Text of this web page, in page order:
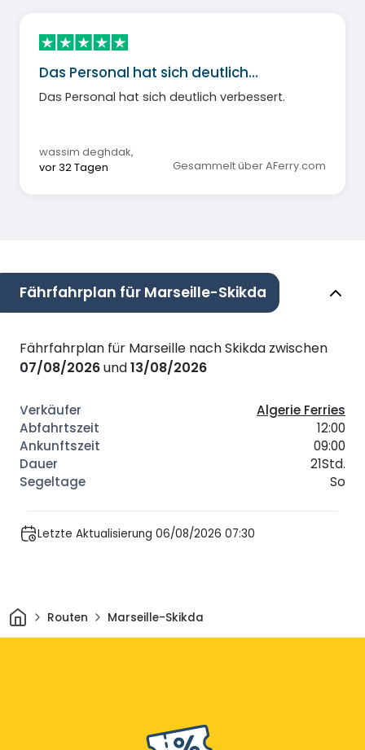
Das Personal hat sich deutlich…
Das Personal hat sich deutlich verbessert.
wassim deghdak,
vor 32 Tagen
Gesammelt über AFerry.com
Fährfahrplan für Marseille-Skikda
Fährfahrplan für Marseille nach Skikda zwischen
07/08/2026und13/08/2026
Algerie Ferries
12:00
09:00
21Std.
So
Letzte Aktualisierung 06/08/2026 07:30
HeimRouten Marseille-Skikda